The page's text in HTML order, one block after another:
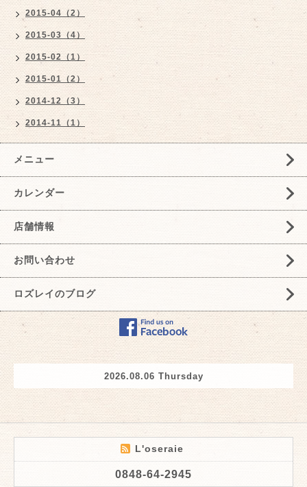
2015-04（2）
2015-03（4）
2015-02（1）
2015-01（2）
2014-12（3）
2014-11（1）
メニュー
カレンダー
店舗情報
お問い合わせ
ロズレイのブログ
2026.08.06 Thursday
L'oseraie
0848-64-2945